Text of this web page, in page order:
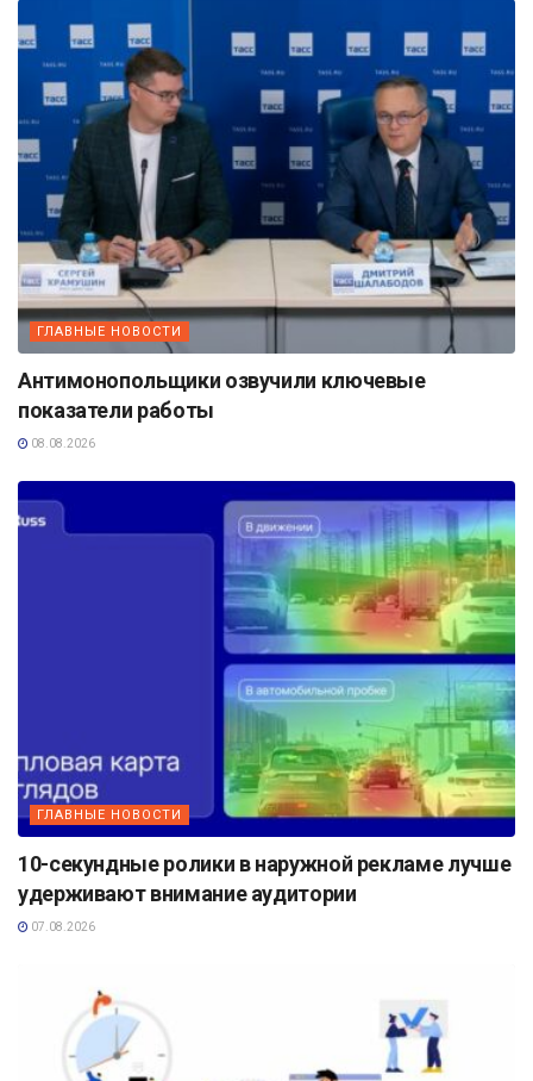
ГЛАВНЫЕ НОВОСТИ
Антимонопольщики озвучили ключевые
показатели работы
08.08.2026
ГЛАВНЫЕ НОВОСТИ
10-секундные ролики в наружной рекламе лучше
удерживают внимание аудитории
07.08.2026